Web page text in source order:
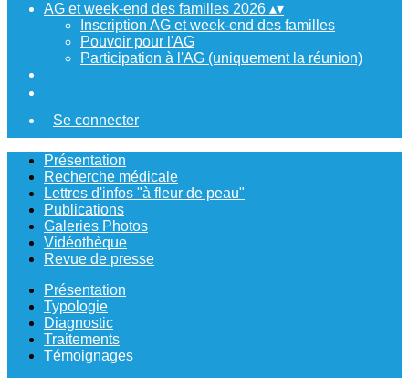
AG et week-end des familles 2026 ▴▾
Inscription AG et week-end des familles
Pouvoir pour l'AG
Participation à l'AG (uniquement la réunion)
Se connecter
Présentation
Recherche médicale
Lettres d'infos "à fleur de peau"
Publications
Galeries Photos
Vidéothèque
Revue de presse
Présentation
Typologie
Diagnostic
Traitements
Témoignages